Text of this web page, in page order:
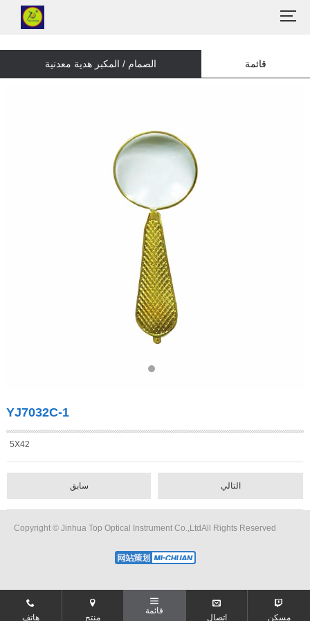
هاتف منتج
قائمة
اتصال مسكن
الصمام / المكبر هدية معدنية قائمة
YJ7032C-1
5X42
سابق التالي
Copyright © Jinhua Top Optical Instrument Co.,LtdAll Rights Reserved